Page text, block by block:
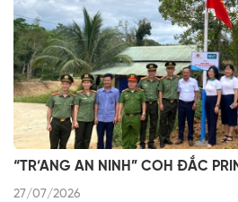
“TR’ANG AN NINH” COH ĐẮC
27/07/2026